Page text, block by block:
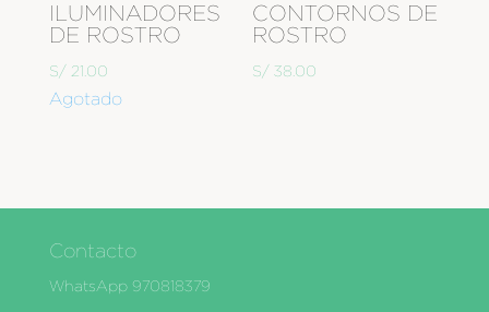
ILUMINADORES
DE ROSTRO
S/ 21.00
Agotado
CONTORNOS DE
ROSTRO
S/ 38.00
Contacto
WhatsApp 970818379